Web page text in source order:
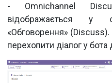
- Omnichannel
відображається у
«Обговорення»
перехопити діалог у бота